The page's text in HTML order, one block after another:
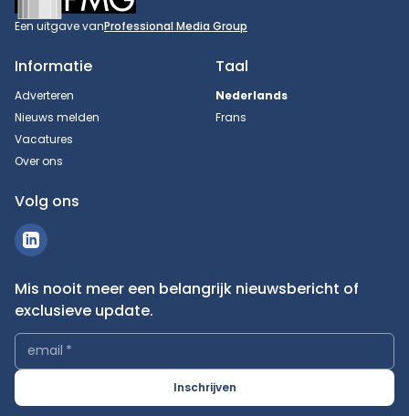
Een uitgave vanProfessional Media Group
Informatie
Adverteren
Nieuws melden
Vacatures
Over ons
Taal
Nederlands
Frans
Volg ons
Mis nooit meer een belangrijk nieuwsbericht of
exclusieve update.
email *
Inschrijven